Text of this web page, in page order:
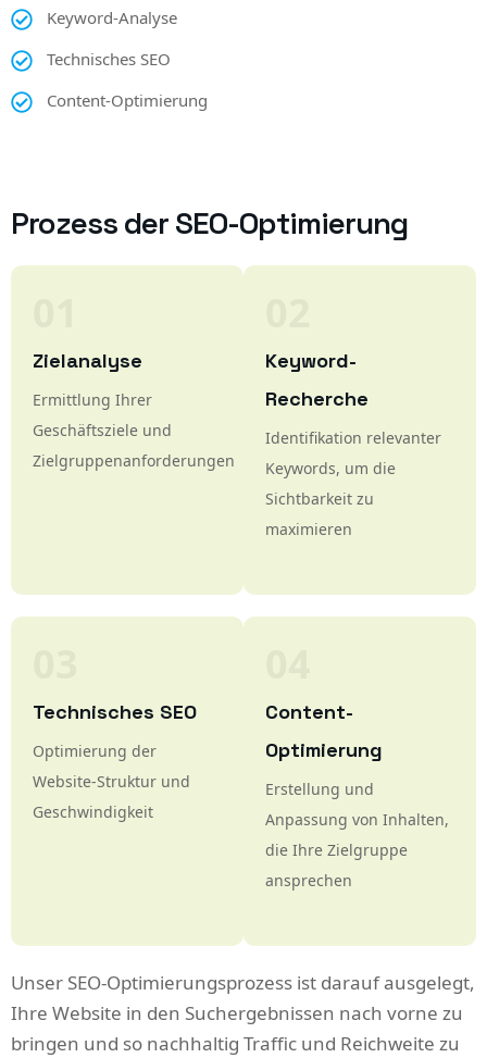
Studio / Power BI
SEO-
Optimierung
Keyword-Analyse
Technisches SEO
Content-Optimierung
Prozess der SEO-Optimierung
Zielanalyse
Ermittlung Ihrer
Geschäftsziele und
Zielgruppenanforderungen
Keyword-
Recherche
Identifikation relevanter
Keywords, um die
Sichtbarkeit zu
maximieren
Technisches SEO
Optimierung der
Website-Struktur und
Geschwindigkeit
Content-
Optimierung
Erstellung und
Anpassung von Inhalten,
die Ihre Zielgruppe
ansprechen
Unser SEO-Optimierungsprozess ist darauf ausgelegt,
Ihre Website in den Suchergebnissen nach vorne zu
bringen und so nachhaltig Traffic und Reichweite zu